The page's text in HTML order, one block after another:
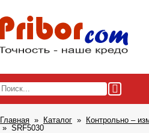
Главная Каталог Контрольно –
SRF5030